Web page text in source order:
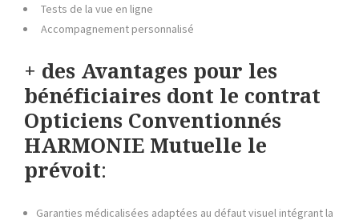
Tests de la vue en ligne
Accompagnement personnalisé
+ des Avantages pour les
bénéficiaires dont le contrat
Opticiens Conventionnés
HARMONIE Mutuelle le
prévoit:
Garanties médicalisées adaptées au défaut visuel intégrant la